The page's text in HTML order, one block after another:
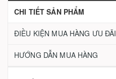
CHI TIẾT SẢN PHẨM
ĐIỀU KIỆN MUA HÀNG ƯU ĐÃI
HƯỚNG DẪN MUA HÀNG